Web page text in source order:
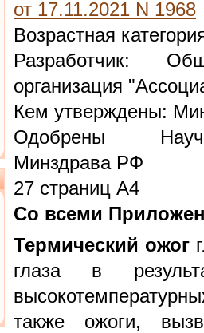
от 17.11.2021 N 1968
Возрастная
Разработчик:
организация
Кем утверждены:
Одобрены
Минздрава РФ
27 страниц А4
Со всеми
Термический ожог
глаза в
также ожоги,